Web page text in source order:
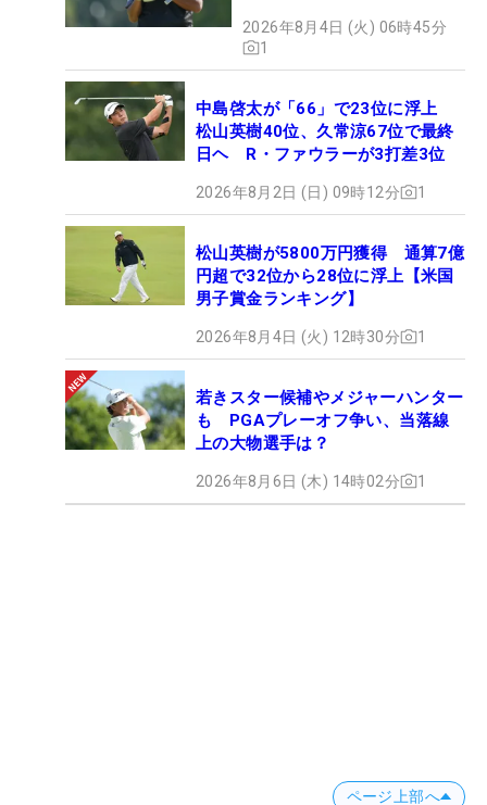
2026年8月4日 (火) 06時45分
1
中島啓太が「66」で23位に浮上
松山英樹40位、久常涼67位で最終
日ヘ R・ファウラーが3打差3位
2026年8月2日 (日) 09時12分 1
松山英樹が5800万円獲得 通算7億
円超で32位から28位に浮上【米国
男子賞金ランキング】
2026年8月4日 (火) 12時30分 1
若きスター候補やメジャーハンター
も PGAプレーオフ争い、当落線
上の大物選手は？
2026年8月6日 (木) 14時02分 1
ページ上部へ